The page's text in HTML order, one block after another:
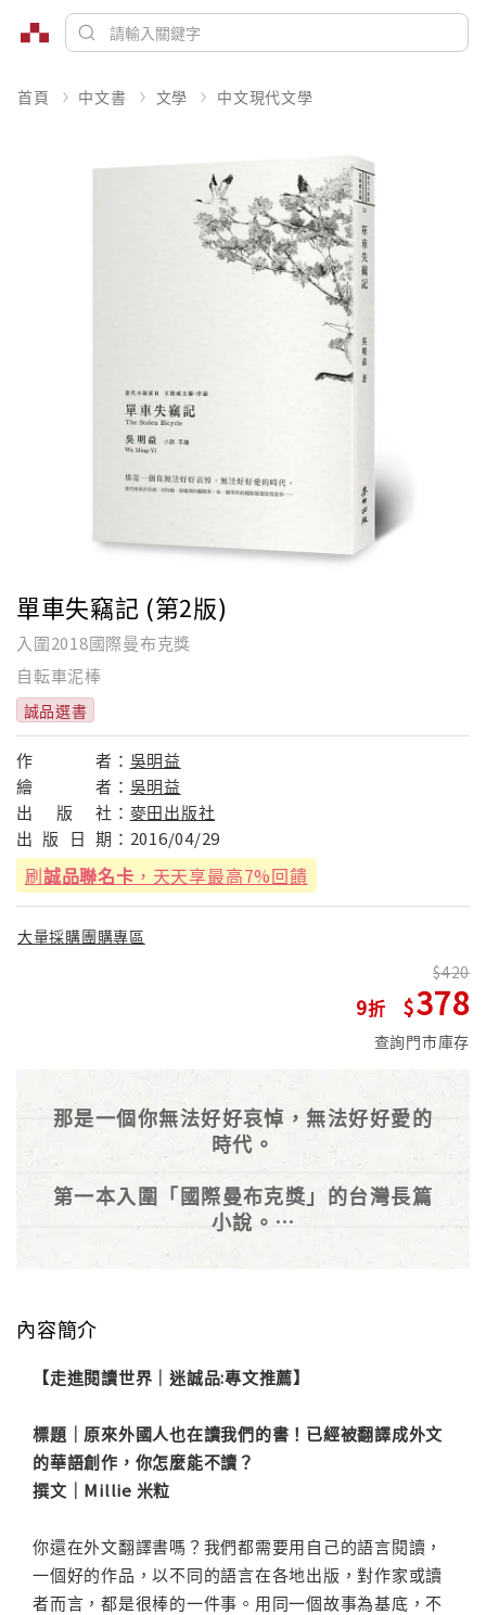
首頁 中文書 文學 中文現代文學
單車失竊記 (第2版)
入圍2018國際曼布克獎
自転車泥棒
誠品選書
作 者： 吳明益
繪
者： 吳明益
出
版 社： 麥田出版社
出 版 日 期： 2016/04/29
刷誠品聯名卡 ，天天享最高7%回饋
大量採購團購專區
9
420
378
查詢門市庫存
那是一個你無法好好哀悼，無法好好愛的
時代。
第一本入圍「國際曼布克獎」的台灣長篇
小說。
The Man Booker International Prize
Out Beijing》百年來最佳中文小說《複
內容簡介
【走進閱讀世界｜迷誠品:專文推薦】
標題｜原來外國人也在讀我們的書！已經被翻譯成外文
的華語創作，你怎麼能不讀？
撰文｜Millie 米粒
你還在外文翻譯書嗎？我們都需要用自己的語言閱讀，
一個好的作品，以不同的語言在各地出版，對作家或讀
者而言，都是很棒的一件事。用同一個故事為基底，不